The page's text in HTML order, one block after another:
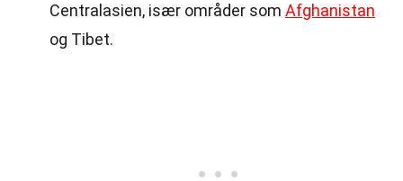
Centralasien, især områder som Afghanistan
og Tibet.